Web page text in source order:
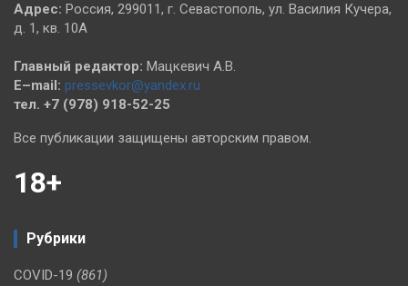
Адрес: Россия, 299011, г. Севастополь, ул. Василия Кучера,
д. 1, кв. 10А
Главный редактор: Мацкевич А.В.
E–mail: pressevkor@yandex.ru
тел. +7 (978) 918-52-25
Все публикации защищены авторским правом.
18+
Рубрики
COVID-19 (861)